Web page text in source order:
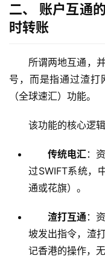
二、 账户互通
时转账
所谓两地互通，
号，而是指通过渣打
（全球速汇）功能。
该功能的核心逻辑
传统电汇：
过SWIFT系统，
通或花旗）。
渣打互通 ：
坡发出指令，渣
记香港的操作，